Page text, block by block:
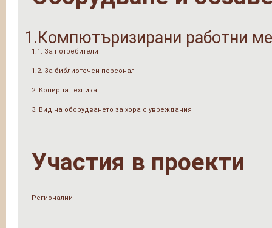
1.Компютъризирани работни
1.1. За потребители
1.2. За библиотечен персонал
2. Копирна техника
3. Вид на оборудването за хора с увреждания
Участия в проекти
Регионални